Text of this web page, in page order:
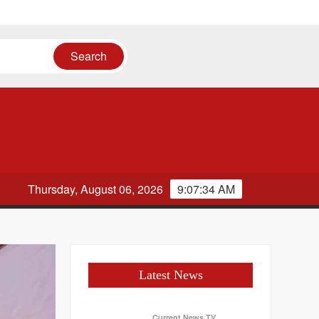
9:07:35 AM
Thursday, August 06, 2026
Latest News